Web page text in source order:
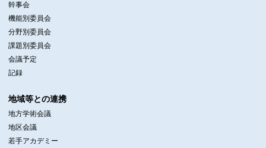
幹事会
機能別委員会
分野別委員会
課題別委員会
会議予定
記録
地域等との連携
地方学術会議
地区会議
若手アカデミー